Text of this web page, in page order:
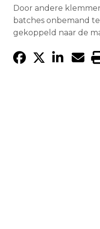
Door andere
batches onbemand
gekoppeld naar de